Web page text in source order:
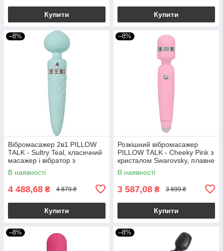
Купити Купити
–8%
Вібромасажер 2в1 PILLOW
TALK - Sultry Teal, класичний
масажер і вібратор з
ротацією, підігрів
В наявності
4 488,68 ₴ 4 879 ₴
Купити
–8%
Розкішний вібромасажер
PILLOW TALK - Cheeky Pink з
кристалом Swarovsky, плавне
підвищення потужності
В наявності
3 587,08 ₴ 3 899 ₴
Купити
–8% –8%